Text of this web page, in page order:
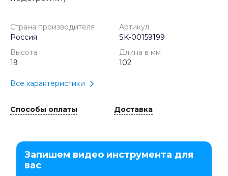
Страна производителя
Россия
Артикул
SK-00159199
Высота
19
Длина в мм
102
Все характеристики
Способы оплаты Доставка
Запишем видео инструмента для
вас